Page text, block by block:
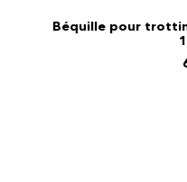
Béquille pour